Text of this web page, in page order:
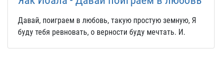
Давай, поиграем в любовь, такую простую земную, Я
буду тебя ревновать, о верности буду мечтать. И.